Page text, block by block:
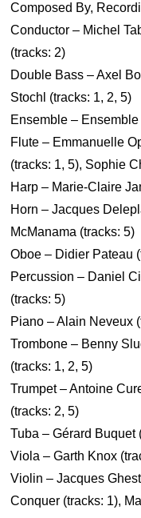
Composed By,
Conductor – Michel
(tracks: 2)
Double Bass – Axel
Stochl (tracks: 1, 2, 5)
Ensemble –
Flute – Emmanuelle
(tracks: 1, 5), Sophie
Harp – Marie-Claire
Horn – Jacques
McManama (tracks: 5)
Oboe – Didier Pateau
Percussion – Daniel
(tracks: 5)
Piano – Alain Neveux
Trombone – Benny
(tracks: 1, 2, 5)
Trumpet – Antoine
(tracks: 2, 5)
Tuba – Gérard Buquet
Viola – Garth Knox
Violin – Jacques
Conquer (tracks: 1),